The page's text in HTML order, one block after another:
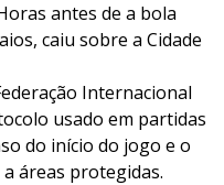
antes de a bola
caiu sobre a Cidade
Internacional
usado em partidas
do início do jogo e o
áreas protegidas.